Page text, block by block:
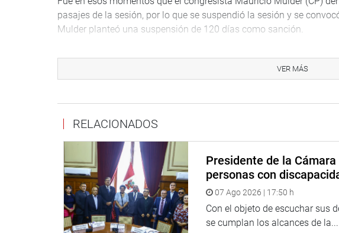
pasajes de la sesión, por lo que se suspendió la sesión y se
Mulder planteó una suspensión de 120 días como sanción.
preparar su defensa, pedido que fue aceptado, por lo que recién se
tarde.
Con respecto al debate de la sanción en el Pleno, señaló que por
insultos, pese a lo cual se mantuvo la calma y se dio cinco
allí que la bancada nacionalista planteó una cuestión de orden
razones de la acusación, pero el Pleno consideró, por mayoría,
la Junta de Portavoces.
Igualmente, explicó Iberico, se rechazó la cuestión previa
Constitución defina si se trató de una sesión reservada o no,
Finalmente, justificó la decisión indicando que se deben respetar
VER MÁS
RELACIONADOS
Presidente de la
personas con
07 Ago 2026 | 17:50 h
Con el objeto de escuchar sus
se cumplan los alcances de la...